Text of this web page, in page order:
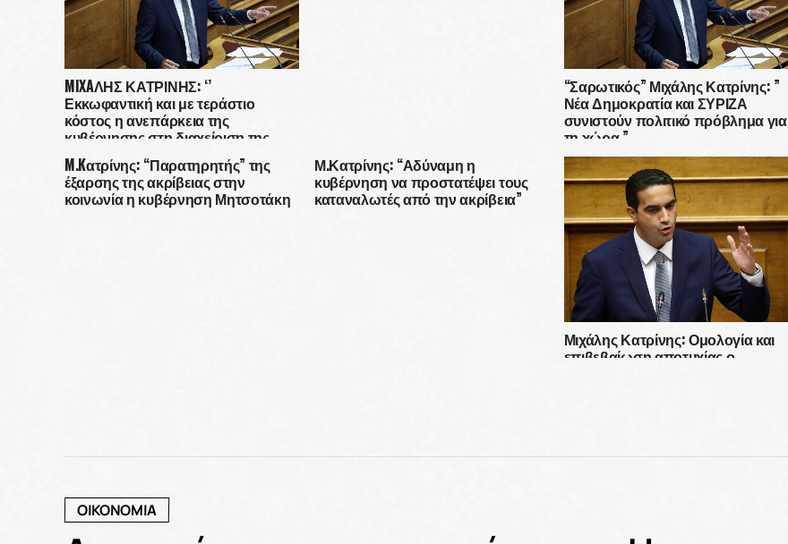
MIXAΛΗΣ ΚΑΤΡΙΝΗΣ: ‘’
Εκκωφαντική και με τεράστιο
κόστος η ανεπάρκεια της
κυβέρνησης στη διαχείριση της
πανδημίας.’’
“Σαρωτικός” Μιχάλης Κατρίνης: ”
Νέα Δημοκρατία και ΣΥΡΙΖΑ
συνιστούν πολιτικό πρόβλημα για
τη χώρα.”
M.Kατρίνης: “Παρατηρητής” της
έξαρσης της ακρίβειας στην
κοινωνία η κυβέρνηση Μητσοτάκη
Μ.Κατρίνης: “Αδύναμη η
κυβέρνηση να προστατέψει τους
καταναλωτές από την ακρίβεια”
Μιχάλης Κατρίνης: Ομολογία και
επιβεβαίωση αποτυχίας ο
ΟΙΚΟΝΟΜΙΑ